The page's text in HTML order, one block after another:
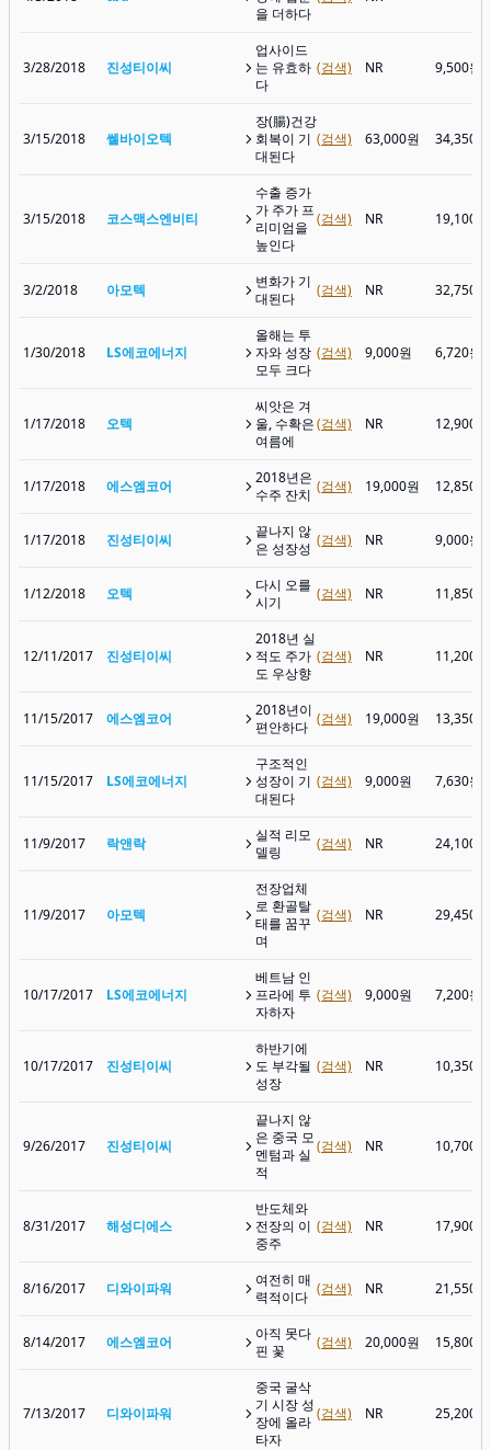
을 더하다
3/28/2018 진성티이씨
업사이드
는 유효하
다
(검색) NR 9,500원
3/15/2018 쎌바이오텍
장(腸)건강
회복이 기
대된다
(검색) 63,000원 34,350원
3/15/2018 코스맥스엔비티
수출 증가
가 주가 프
리미엄을
높인다
(검색) NR 19,100원
3/2/2018 아모텍
변화가 기
대된다
(검색) NR 32,750원
1/30/2018 LS에코에너지
올해는 투
자와 성장
모두 크다
(검색) 9,000원 6,720원
1/17/2018 오텍
씨앗은 겨
울, 수확은
여름에
(검색) NR 12,900원
1/17/2018 에스엠코어
2018년은
수주 잔치 (검색) 19,000원 12,850원
1/17/2018 진성티이씨
끝나지 않
은 성장성 (검색) NR 9,000원
1/12/2018 오텍
다시 오를
시기
(검색) NR 11,850원
12/11/2017 진성티이씨
2018년 실
적도 주가
도 우상향
(검색) NR 11,200원
11/15/2017 에스엠코어
2018년이
편안하다 (검색) 19,000원 13,350원
11/15/2017 LS에코에너지
구조적인
성장이 기
대된다
(검색) 9,000원 7,630원
11/9/2017 락앤락
실적 리모
델링
(검색) NR 24,100원
11/9/2017 아모텍
전장업체
로 환골탈
태를 꿈꾸
며
(검색) NR 29,450원
10/17/2017 LS에코에너지
베트남 인
프라에 투
자하자
(검색) 9,000원 7,200원
10/17/2017 진성티이씨
하반기에
도 부각될
성장
(검색) NR 10,350원
9/26/2017 진성티이씨
끝나지 않
은 중국 모
멘텀과 실
적
(검색) NR 10,700원
8/31/2017 해성디에스
반도체와
전장의 이
중주
(검색) NR 17,900원
8/16/2017 디와이파워
여전히 매
력적이다 (검색) NR 21,550원
8/14/2017 에스엠코어
아직 못다
핀 꽃
(검색) 20,000원 15,800원
7/13/2017 디와이파워
중국 굴삭
기 시장 성
장에 올라
타자
(검색) NR 25,200원